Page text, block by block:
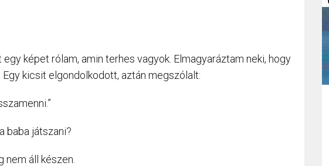
képet rólam, amin terhes vagyok. Elmagyaráztam neki, hogy
kicsit elgondolkodott, aztán megszólalt:
baba játszani?
nem áll készen.